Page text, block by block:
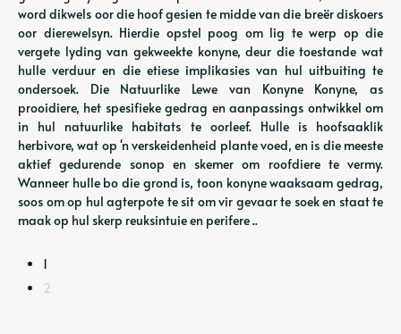
word dikwels oor die hoof gesien te midde van die breër diskoers
oor dierewelsyn. Hierdie opstel poog om lig te werp op die
vergete lyding van gekweekte konyne, deur die toestande wat
hulle verduur en die etiese implikasies van hul uitbuiting te
ondersoek. Die Natuurlike Lewe van Konyne Konyne, as
prooidiere, het spesifieke gedrag en aanpassings ontwikkel om
in hul natuurlike habitats te oorleef. Hulle is hoofsaaklik
herbivore, wat op 'n verskeidenheid plante voed, en is die meeste
aktief gedurende sonop en skemer om roofdiere te vermy.
Wanneer hulle bo die grond is, toon konyne waaksaam gedrag,
soos om op hul agterpote te sit om vir gevaar te soek en staat te
maak op hul skerp reuksintuie en perifere ..
1
2